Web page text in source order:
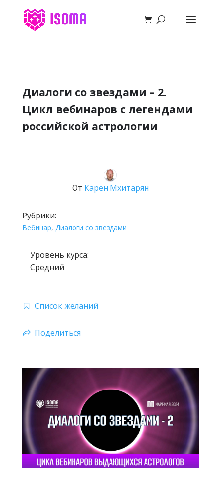
Диалоги со звездами – 2.
Цикл вебинаров с легендами
российской астрологии
От Карен Мхитарян
Рубрики:
Вебинар, Диалоги со звездами
Уровень курса:
Средний
Список желаний
Поделиться